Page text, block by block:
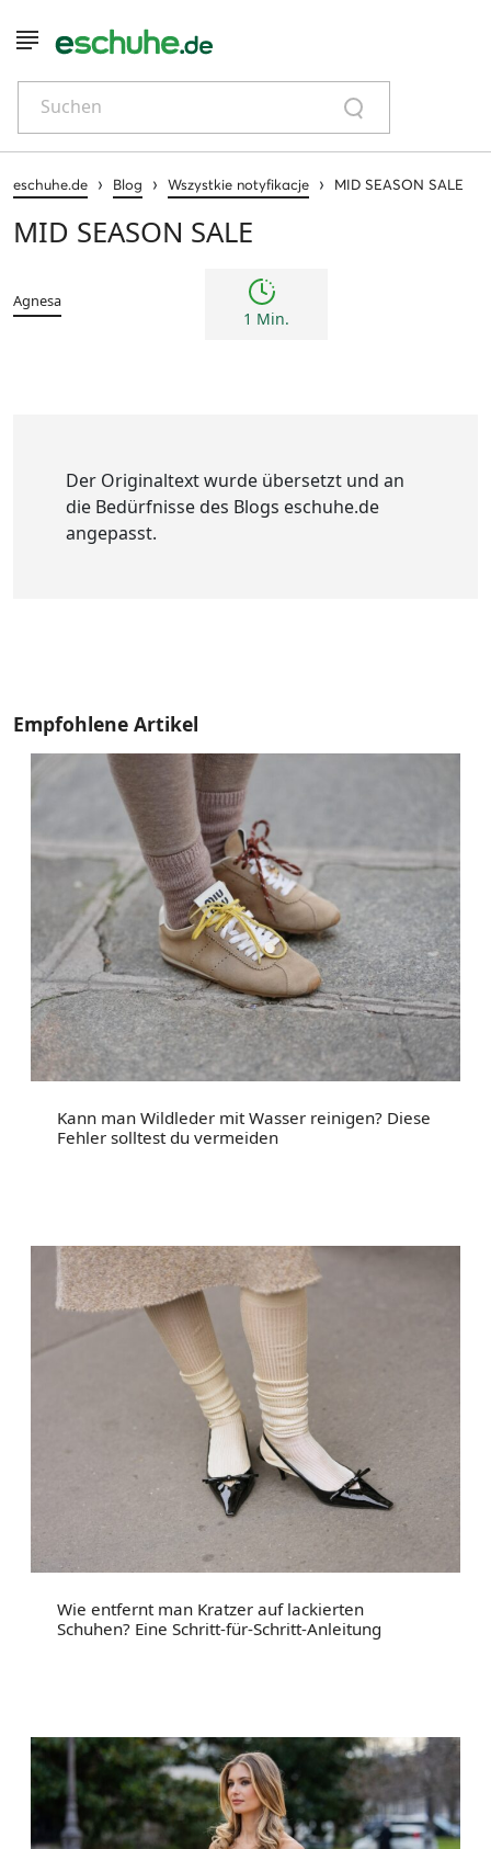
Suchen
eschuhe.de › Blog › Wszystkie notyfikacje › MID SEASON SALE
MID SEASON SALE
Agnesa
1 Min.
Der Originaltext wurde übersetzt und an
die Bedürfnisse des Blogs eschuhe.de
angepasst.
Empfohlene Artikel
Kann man Wildleder mit Wasser reinigen? Diese
Fehler solltest du vermeiden
Wie entfernt man Kratzer auf lackierten
Schuhen? Eine Schritt-für-Schritt-Anleitung